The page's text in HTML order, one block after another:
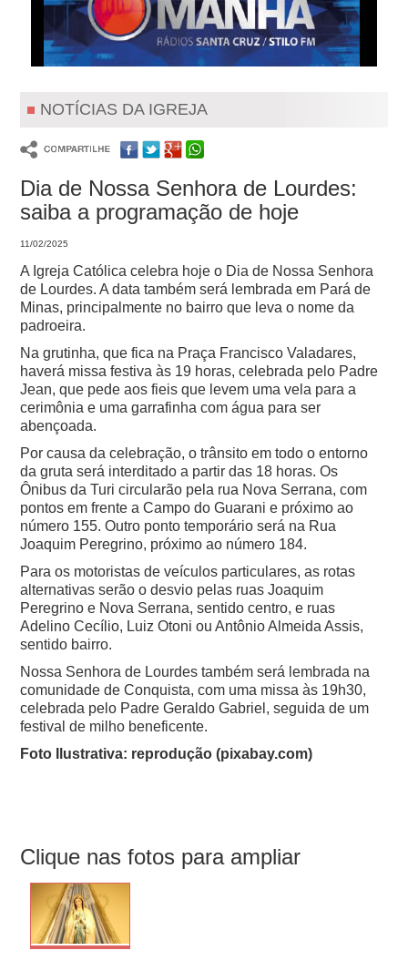
NOTÍCIAS DA IGREJA
Dia de Nossa Senhora de Lourdes:
saiba a programação de hoje
11/02/2025
A Igreja Católica celebra hoje o Dia de Nossa Senhora
de Lourdes. A data também será lembrada em Pará de
Minas, principalmente no bairro que leva o nome da
padroeira.
Na grutinha, que fica na Praça Francisco Valadares,
haverá missa festiva às 19 horas, celebrada pelo Padre
Jean, que pede aos fieis que levem uma vela para a
cerimônia e uma garrafinha com água para ser
abençoada.
Por causa da celebração, o trânsito em todo o entorno
da gruta será interditado a partir das 18 horas. Os
Ônibus da Turi circularão pela rua Nova Serrana, com
pontos em frente a Campo do Guarani e próximo ao
número 155. Outro ponto temporário será na Rua
Joaquim Peregrino, próximo ao número 184.
Para os motoristas de veículos particulares, as rotas
alternativas serão o desvio pelas ruas Joaquim
Peregrino e Nova Serrana, sentido centro, e ruas
Adelino Cecílio, Luiz Otoni ou Antônio Almeida Assis,
sentido bairro.
Nossa Senhora de Lourdes também será lembrada na
comunidade de Conquista, com uma missa às 19h30,
celebrada pelo Padre Geraldo Gabriel, seguida de um
festival de milho beneficente.
Foto Ilustrativa: reprodução (pixabay.com)
Clique nas fotos para ampliar